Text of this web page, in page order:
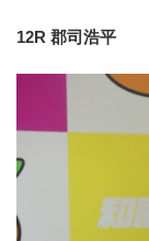
支払い方法、
車券は20歳に
12R 郡司浩平